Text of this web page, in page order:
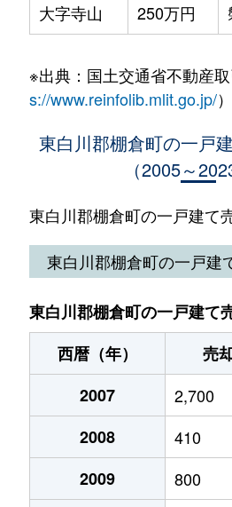
大字寺山
250万円
※出典：国土交通省不動産
s://www.reinfolib.mlit.go.jp/
東白川郡棚倉町の一戸
（2005～
東白川郡棚倉町の一戸建て
東白川郡棚倉町の一戸建
東白川郡棚倉町の一戸建て
西暦（年）
売
2007
2,700
2008
410
2009
800